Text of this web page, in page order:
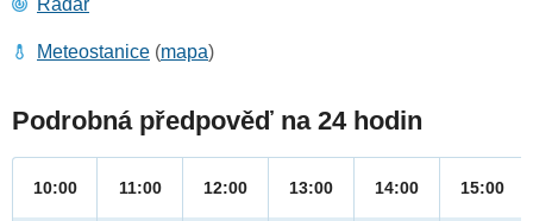
Radar
Meteostanice (mapa)
Podrobná předpověď na 24 hodin
10:00 11:00 12:00 13:00 14:00 15:00